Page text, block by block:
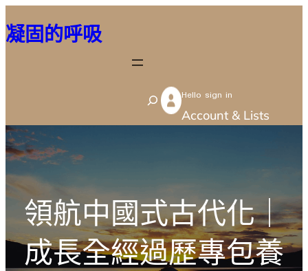
至
容
凝固的呼吸
S
e
h
Hello sign in
Account & Lists
領航中國式古代化｜
成長全經過歷專包養